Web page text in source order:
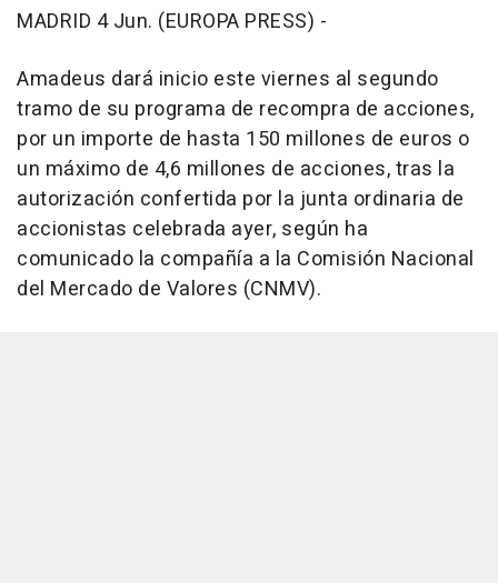
MADRID 4 Jun. (EUROPA PRESS) -
Amadeus dará inicio este viernes al segundo
tramo de su programa de recompra de acciones,
por un importe de hasta 150 millones de euros o
un máximo de 4,6 millones de acciones, tras la
autorización confertida por la junta ordinaria de
accionistas celebrada ayer, según ha
comunicado la compañía a la Comisión Nacional
del Mercado de Valores (CNMV).